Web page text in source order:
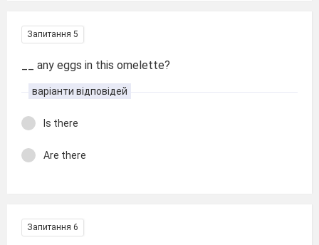
Запитання 5
__ any eggs in this omelette?
варіанти відповідей
Is there
Are there
Запитання 6